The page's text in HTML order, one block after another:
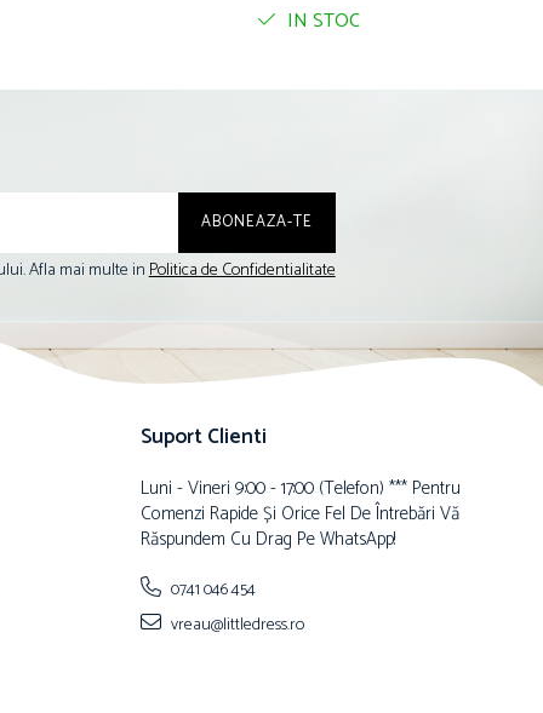
IN STOC
Afla mai multe inPolitica de Confidentialitate
Suport Clienti
Luni - Vineri 9:00 - 17:00 (telefon) *** Pentru
Comenzi Rapide Și Orice Fel De Întrebări Vă
Răspundem Cu Drag Pe WhatsApp!
0741 046 454
vreau@littledress.ro